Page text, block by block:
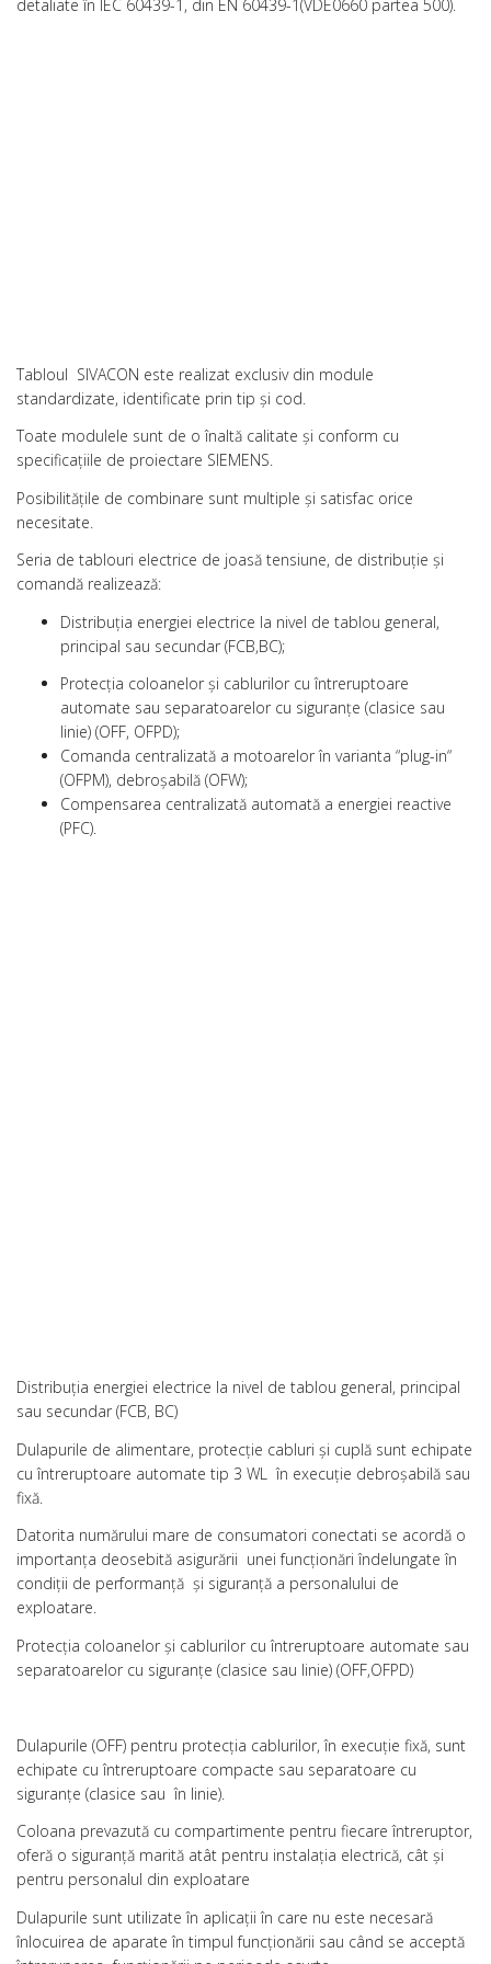
detaliate în IEC 60439-1, din EN 60439-1(VDE0660 partea 500).
Tabloul SIVACON este realizat exclusiv din module
standardizate, identificate prin tip şi cod.
Toate modulele sunt de o înaltă calitate şi conform cu
specificaţiile de proiectare SIEMENS.
Posibilităţile de combinare sunt multiple şi satisfac orice
necesitate.
Seria de tablouri electrice de joasă tensiune, de distribuţie şi
comandă realizează:
Distribuţia energiei electrice la nivel de tablou general,
principal sau secundar (FCB,BC);
Protecţia coloanelor şi cablurilor cu întreruptoare
automate sau separatoarelor cu siguranţe (clasice sau
linie) (OFF, OFPD);
Comanda centralizată a motoarelor în varianta “plug-in“
(OFPM), debroşabilă (OFW);
Compensarea centralizată automată a energiei reactive
(PFC).
Distribuţia energiei electrice la nivel de tablou general, principal
sau secundar (FCB, BC)
Dulapurile de alimentare, protecţie cabluri şi cuplă sunt echipate
cu întreruptoare automate tip 3 WL în execuţie debroşabilă sau
fixă.
Datorita numărului mare de consumatori conectati se acordă o
importanţa deosebită asigurării unei funcţionări îndelungate în
condiţii de performanţă şi siguranţă a personalului de
exploatare.
Protecţia coloanelor şi cablurilor cu întreruptoare automate sau
separatoarelor cu siguranţe (clasice sau linie) (OFF,OFPD)
Dulapurile (OFF) pentru protecţia cablurilor, în execuţie fixă, sunt
echipate cu întreruptoare compacte sau separatoare cu
siguranţe (clasice sau în linie).
Coloana prevazută cu compartimente pentru fiecare întreruptor,
oferă o siguranţă marită atât pentru instalaţia electrică, cât şi
pentru personalul din exploatare
Dulapurile sunt utilizate în aplicaţii în care nu este necesară
înlocuirea de aparate în timpul funcţionării sau când se acceptă